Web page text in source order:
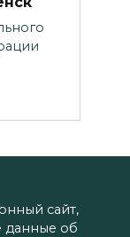
сайт,
данные об